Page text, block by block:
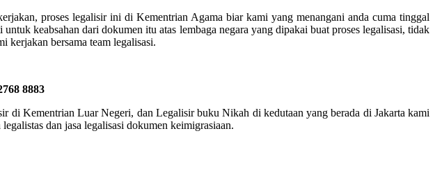
proses legalisir ini di Kementrian Agama biar kami yang menangani anda cuma tinggal
keabsahan dari dokumen itu atas lembaga negara yang dipakai buat proses legalisasi, tidak
kerjakan bersama team legalisasi.
8883
Kementrian Luar Negeri, dan Legalisir buku Nikah di kedutaan yang berada di Jakarta kami
dan jasa legalisasi dokumen keimigrasiaan.